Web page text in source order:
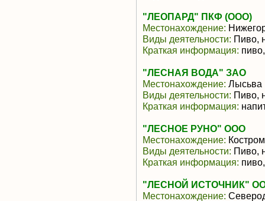
"ЛЕОПАРД" ПКФ (ООО)
Местонахождение:
Виды деятельности: Пиво,
Краткая информация:
"ЛЕСНАЯ ВОДА" ЗАО
Местонахождение: Лысьва
Виды деятельности: Пиво,
Краткая информация:
"ЛЕСНОЕ РУНО" ООО
Местонахождение:
Виды деятельности: Пиво,
Краткая информация:
"ЛЕСНОЙ ИСТОЧНИК"
Местонахождение: